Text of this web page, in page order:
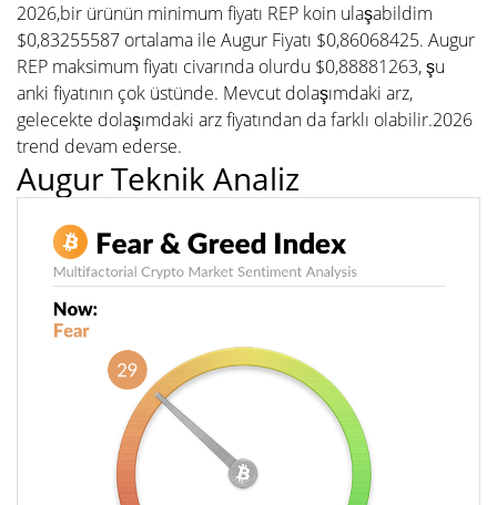
2026,bir ürünün minimum fiyatı REP koin ulaşabildim
$0,83255587 ortalama ile Augur Fiyatı $0,86068425. Augur
REP maksimum fiyatı civarında olurdu $0,88881263, şu
anki fiyatının çok üstünde. Mevcut dolaşımdaki arz,
gelecekte dolaşımdaki arz fiyatından da farklı olabilir.2026
trend devam ederse.
Augur Teknik Analiz